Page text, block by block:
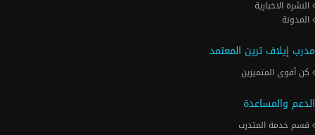
النشرة الاخبارية
المدونة
مدرب إيلاف ترين المعتمد
كن أقوى المتميزين
الدعم والمساعدة
قسم خدمة المتدرب